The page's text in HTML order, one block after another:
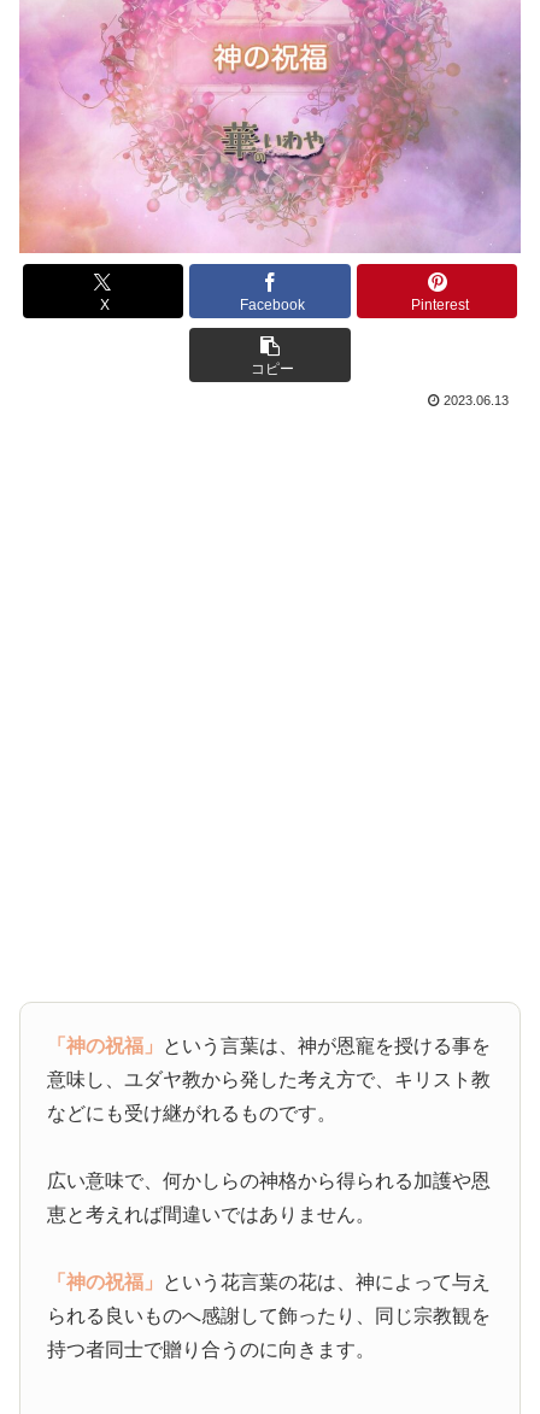
X Facebook Pinterest
コピー
2023.06.13
「神の祝福」 という言葉は、神が恩寵を授ける事を
意味し、ユダヤ教から発した考え方で、キリスト教
などにも受け継がれるものです。
広い意味で、何かしらの神格から得られる加護や恩
恵と考えれば間違いではありません。
「神の祝福」 という花言葉の花は、神によって与え
られる良いものへ感謝して飾ったり、同じ宗教観を
持つ者同士で贈り合うのに向きます。